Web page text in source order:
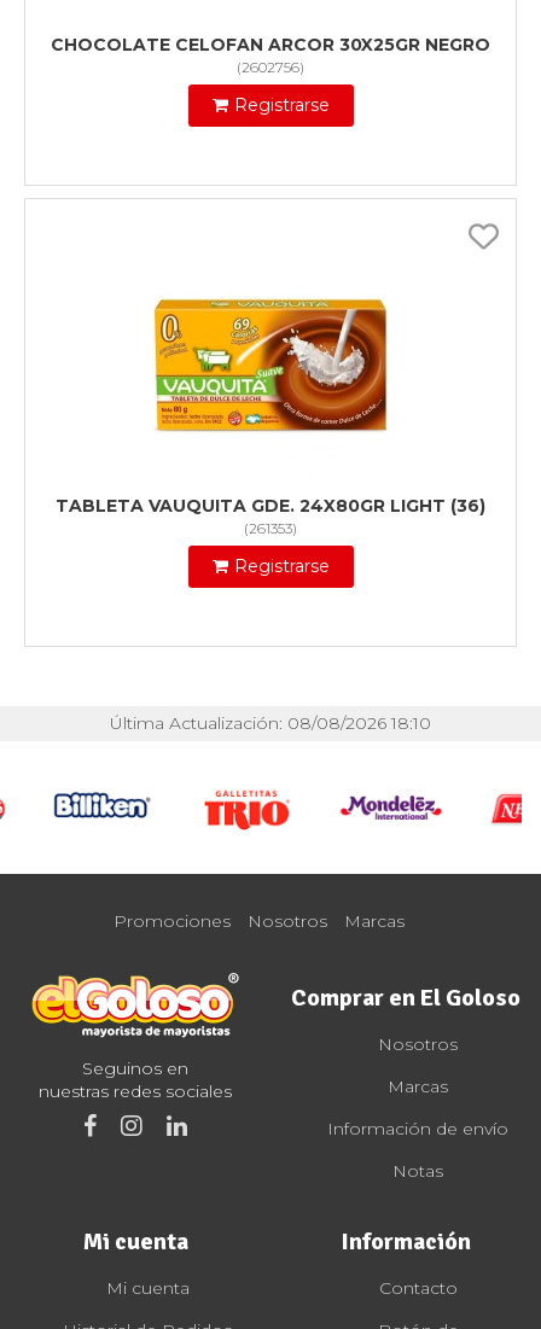
CHOCOLATE CELOFAN ARCOR 30X25GR NEGRO
(2602756)
Registrarse
TABLETA VAUQUITA GDE. 24X80GR LIGHT (36)
(261353)
Registrarse
Última Actualización: 08/08/2026 18:10
Promociones Nosotros Marcas
Seguinos en
nuestras redes sociales
Comprar en El Goloso
Nosotros
Marcas
Información de envío
Notas
Mi cuenta
Mi cuenta
Información
Contacto